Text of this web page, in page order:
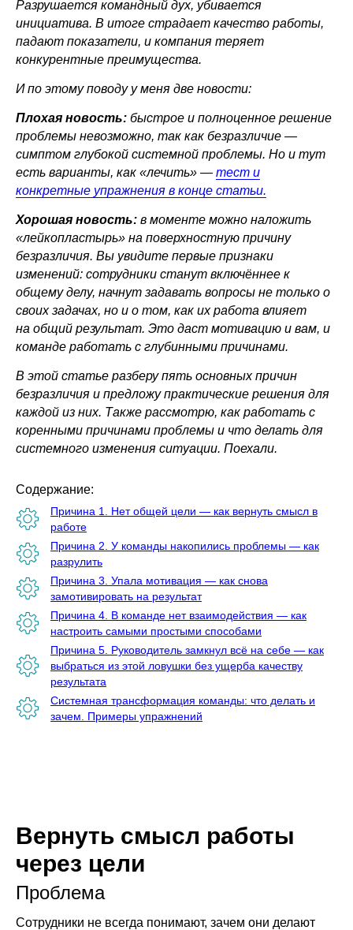
Разрушается командный дух, убивается
инициатива. В итоге страдает качество работы,
падают показатели, и компания теряет
конкурентные преимущества.
И по этому поводу у меня две новости:
Плохая новость: быстрое и полноценное решение
проблемы невозможно, так как безразличие —
симптом глубокой системной проблемы. Но и тут
есть варианты, как «лечить» — тест и
конкретные упражнения в конце статьи.
Хорошая новость: в моменте можно наложить
«лейкопластырь» на поверхностную причину
безразличия. Вы увидите первые признаки
изменений: сотрудники станут включённее к
общему делу, начнут задавать вопросы не только о
своих задачах, но и о том, как их работа влияет
на общий результат. Это даст мотивацию и вам, и
команде работать с глубинными причинами.
В этой статье разберу пять основных причин
безразличия и предложу практические решения для
каждой из них. Также рассмотрю, как работать с
коренными причинами проблемы и что делать для
системного изменения ситуации. Поехали.
Содержание:
Причина 1. Нет общей цели — как вернуть смысл в
работе
Причина 2. У команды накопились проблемы — как
разрулить
Причина 3. Упала мотивация — как снова
замотивировать на результат
Причина 4. В команде нет взаимодействия — как
настроить самыми простыми способами
Причина 5. Руководитель замкнул всё на себе — как
выбраться из этой ловушки без ущерба качеству
результата
Системная трансформация команды: что делать и
зачем. Примеры упражнений
Вернуть смысл работы
через цели
Проблема
Сотрудники не всегда понимают, зачем они делают